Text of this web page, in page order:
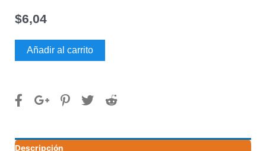
$6,04
CUCHILLA
DOBLE
60A
Añadir al carrito
Descripción